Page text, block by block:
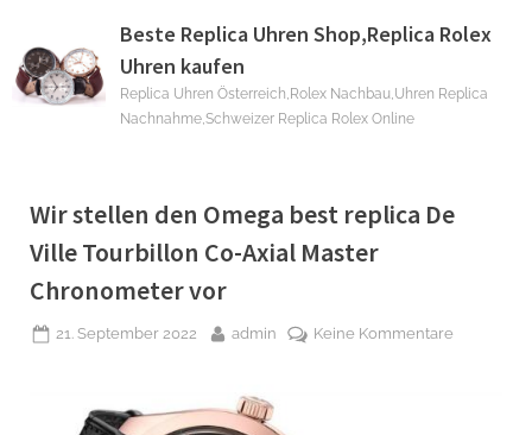
content
Beste Replica Uhren Shop,Replica Rolex
Uhren kaufen
Replica Uhren Österreich,Rolex Nachbau,Uhren Replica
Nachnahme,Schweizer Replica Rolex Online
Schlagwort:
Omega
Replica
Wir stellen den Omega best replica De
Ville Tourbillon Co-Axial Master
Chronometer vor
Posted
21. September 2022 By
admin Keine Kommentare